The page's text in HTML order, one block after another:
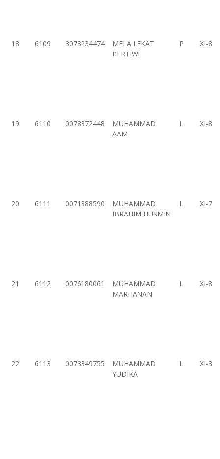
18 6109 3073234474
MELA LEKAT
PERTIWI
P XI-8
19 6110 0078372448
MUHAMMAD
AAM
L XI-8
20 6111 0071888590
MUHAMMAD
IBRAHIM HUSMIN
L XI-7
21 6112 0076180061
MUHAMMAD
MARHANAN
L XI-8
22 6113 0073349755
MUHAMMAD
YUDIKA
L XI-3